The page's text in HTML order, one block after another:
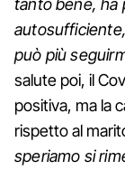
tanto bene, ha
può più
salute poi, il
positiva, ma la
rispetto al
speriamo si